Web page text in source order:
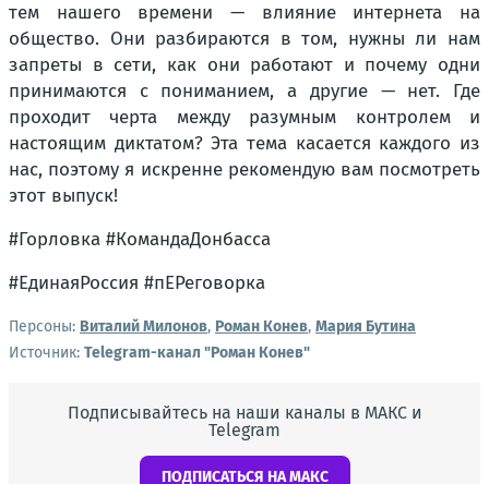
тем нашего времени — влияние интернета на
общество. Они разбираются в том, нужны ли нам
запреты в сети, как они работают и почему одни
принимаются с пониманием, а другие — нет. Где
проходит черта между разумным контролем и
настоящим диктатом? Эта тема касается каждого из
нас, поэтому я искренне рекомендую вам посмотреть
этот выпуск!
#Горловка #КомандаДонбасса
#ЕдинаяРоссия #пЕРеговорка
Персоны: Виталий Милонов, Роман Конев, Мария Бутина
Источник: Telegram-канал "Роман Конев"
Подписывайтесь на наши каналы в МАКС и
Telegram
ПОДПИСАТЬСЯ НА МАКС